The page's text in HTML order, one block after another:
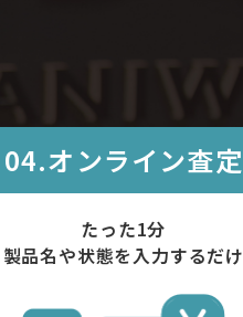
04.オンライン査定
たった1分
製品名や状態を入力するだけ